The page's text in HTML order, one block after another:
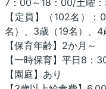
7：00～18：00/土曜
【定員】（102名）
名）、3歳（19名）、4
【保育年齢】2か月～
【一時保育】平日8：
【園庭】あり